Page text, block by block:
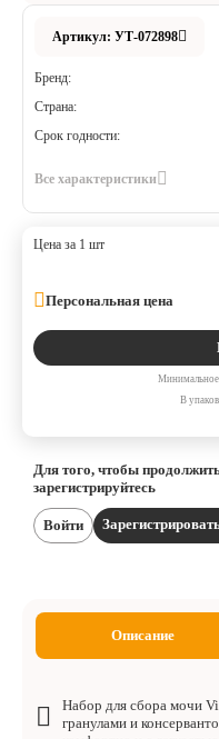
Артикул: УТ-072898
Бренд:
Страна:
Срок годности:
Все характеристики
Цена за 1 шт
Персональная цена
Минимальное
В
Для того, чтобы
зарегистрируйтесь
Войти
Описание
Набор для сбора мочи
гранулами и